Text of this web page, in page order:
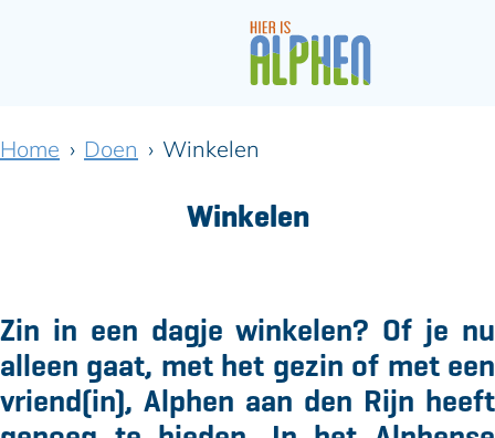
n
r
o
m
e
p
Home Doen Winkelen
Winkelen
Zin in een dagje winkelen? Of je nu
alleen gaat, met het gezin of met een
vriend(in), Alphen aan den Rijn heeft